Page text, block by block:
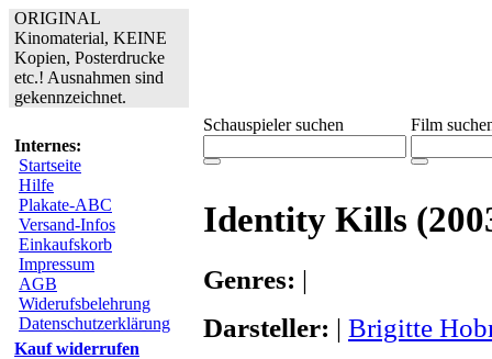
ORIGINAL
Kinomaterial, KEINE
Kopien, Posterdrucke
etc.! Ausnahmen sind
gekennzeichnet.
Internes:
Startseite
Hilfe
Plakate-ABC
Versand-Infos
Einkaufskorb
Impressum
AGB
Widerufsbelehrung
Datenschutzerklärung
Kauf widerrufen
Schauspieler suchen Film
Identity Kills
Genres: |
Darsteller: | Brigitte